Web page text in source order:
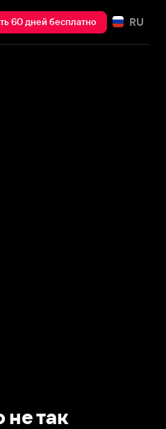
60 дней бесплатно RU
так